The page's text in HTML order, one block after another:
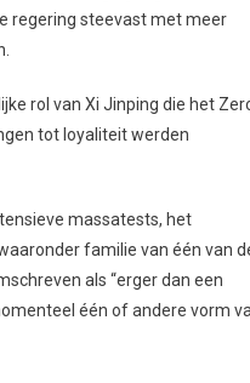
regering steevast met meer
rol van Xi Jinping die het
tot loyaliteit werden
massatests, het
familie van één van
als “erger dan een
één of andere vorm